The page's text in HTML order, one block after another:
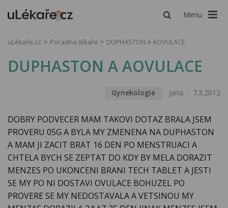
Menu
uLékaře.cz Poradna lékaře DUPHASTON A AOVULACE
DUPHASTON A AOVULACE
Gynekologie jana 7.3.2012
DOBRY PODVECER MAM TAKOVI DOTAZ BRALA JSEM
PROVERU 05G A BYLA MY ZMENENA NA DUPHASTON
A MAM JI ZACIT BRAT 16 DEN PO MENSTRUACI A
CHTELA BYCH SE ZEPTAT DO KDY BY MELA DORAZIT
MENZES PO UKONCENI BRANI TECH TABLET A JESTI
SE MY PO NI DOSTAVI OVULACE BOHUZEL PO
PROVERE SE MY NEDOSTAVALA A VETSINOU MY